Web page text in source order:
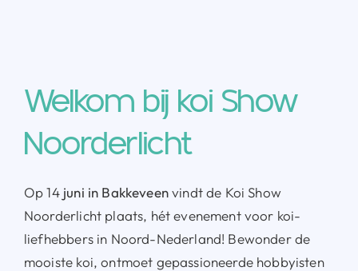
Welkom bij koi Show
Noorderlicht
Op 14juni in Bakkeveenvindt de Koi Show
Noorderlicht plaats, hét evenement voor koi-
liefhebbers in Noord-Nederland! Bewonder de
mooiste koi, ontmoet gepassioneerde hobbyisten